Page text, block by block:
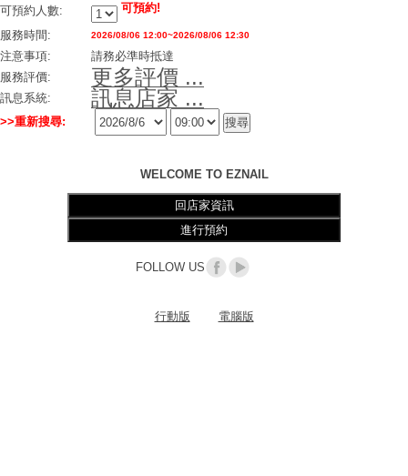
可預約人數:
可預約!
服務時間:
2026/08/06 12:00~2026/08/06 12:30
注意事項:
請務必準時抵達
服務評價:
更多評價 ...
訊息系統: 訊息店家 ...
>>重新搜尋:
WELCOME TO EZNAIL
FOLLOW US
行動版 電腦版